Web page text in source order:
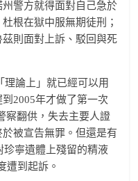
警方就得面對自己急於
根在獄中服無期徒刑；
則面對上訴、駁回與死
論上」就已經可以用
2005年才做了第一次
察翻供，失去主要人證
被宣告無罪。但還是有
珍寧遺體上殘留的精液
遭到起訴。